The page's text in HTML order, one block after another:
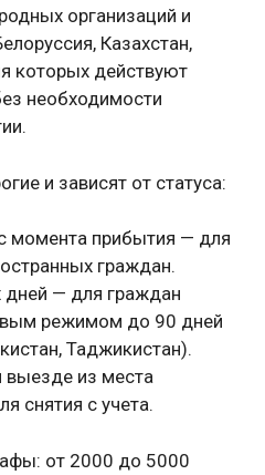
организаций и
Казахстан,
которых действуют
необходимости
и зависят от статуса:
момента прибытия — для
граждан.
дней — для граждан
режимом до 90 дней
Таджикистан).
выезде из места
снятия с учета.
от 2000 до 5000